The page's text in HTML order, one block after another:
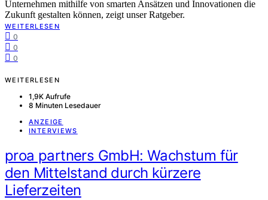
Unternehmen mithilfe von smarten Ansätzen und Innovationen die
Zukunft gestalten können, zeigt unser Ratgeber.
WEITERLESEN
0
0
0
WEITERLESEN
1,9K Aufrufe
8 Minuten Lesedauer
ANZEIGE
INTERVIEWS
proa partners GmbH: Wachstum für
den Mittelstand durch kürzere
Lieferzeiten